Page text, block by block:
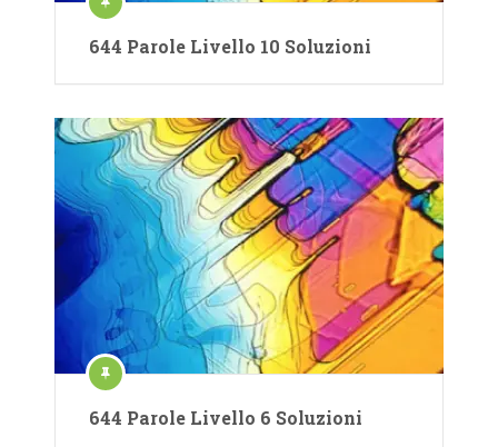
644 Parole Livello 10 Soluzioni
644 Parole Livello 6 Soluzioni